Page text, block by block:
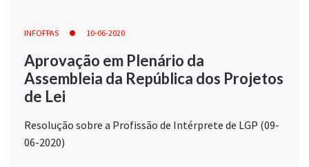
INFOFPAS 10-06-2020
Aprovação em Plenário da
Assembleia da República dos Projetos
de Lei
Resolução sobre a Profissão de Intérprete de LGP (09-
06-2020)